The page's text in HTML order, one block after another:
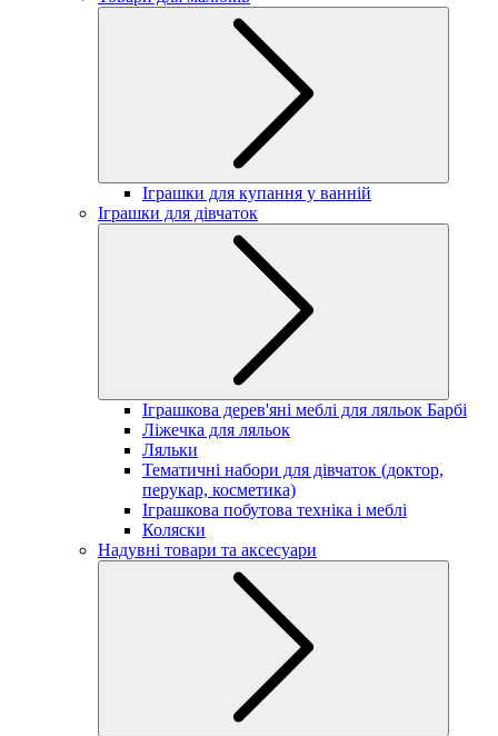
Іграшки для купання у ванній
Іграшки для дівчаток
Іграшкова дерев'яні меблі для ляльок Барбі
Ліжечка для ляльок
Ляльки
Тематичні набори для дівчаток (доктор,
перукар, косметика)
Іграшкова побутова техніка і меблі
Коляски
Надувні товари та аксесуари